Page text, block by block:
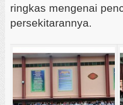
ringkas mengenai
persekitarannya.